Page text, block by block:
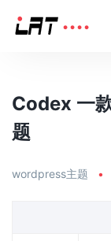
Codex 一
题
wordpress主题 •